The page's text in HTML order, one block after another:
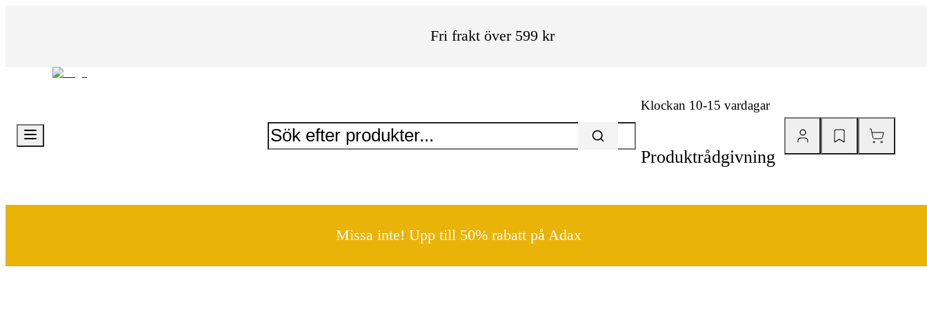
Fri frakt över 599 kr
Klockan 10-15 vardagar
Produktrådgivning
Missa inte! Upp till 50% rabatt på Adax